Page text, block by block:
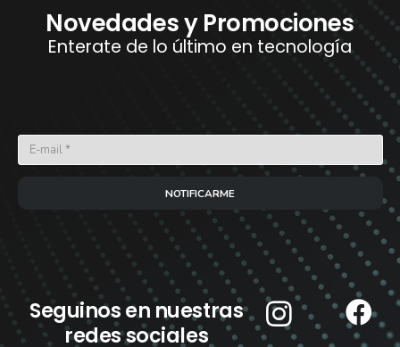
Novedades y Promociones
Enterate de lo último en tecnología
NOTIFICARME
Seguinos en nuestras
redes sociales